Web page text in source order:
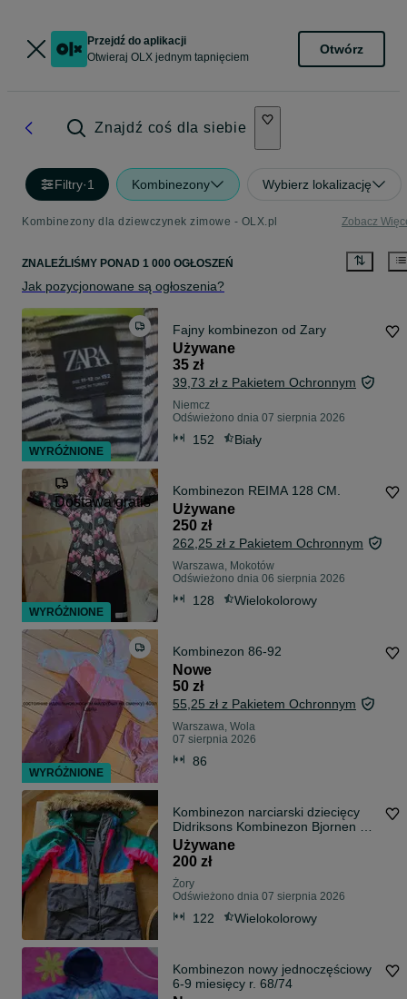
Przejdź do aplikacji
Otwieraj OLX jednym tapnięciem
Otwórz
Znajdź coś dla siebie
Filtry·1 Kombinezony Wybierz lokalizację
Kombinezony dla dziewczynek zimowe - OLX.pl Zobacz
ZNALEŹLIŚMY PONAD 1 000 OGŁOSZEŃ
Jak pozycjonowane są ogłoszenia?
Fajny kombinezon od Zary
Używane
35 zł
39,73 zł z Pakietem Ochronnym
Niemcz
Odświeżono dnia 07 sierpnia 2026
152 Biały
Dostawa gratis
Kombinezon REIMA 128 CM.
Używane
250 zł
262,25 zł z Pakietem Ochronnym
Warszawa, Mokotów
Odświeżono dnia 06 sierpnia 2026
128 Wielokolorowy
Kombinezon 86-92
Nowe
50 zł
55,25 zł z Pakietem Ochronnym
Warszawa, Wola
07 sierpnia 2026
86
Kombinezon narciarski dziecięcy
Didriksons Kombinezon Bjornen Kd
Cov Multi 120
Używane
200 zł
Żory
Odświeżono dnia 07 sierpnia 2026
122 Wielokolorowy
Kombinezon nowy jednoczęściowy
6-9 miesięcy r. 68/74
WYRÓŻNIONE
WYRÓŻNIONE
WYRÓŻNIONE